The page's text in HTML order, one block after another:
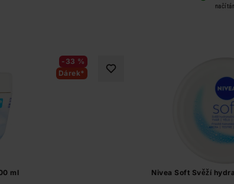
-33 %
Dárek*
ml Nivea Soft Svěží